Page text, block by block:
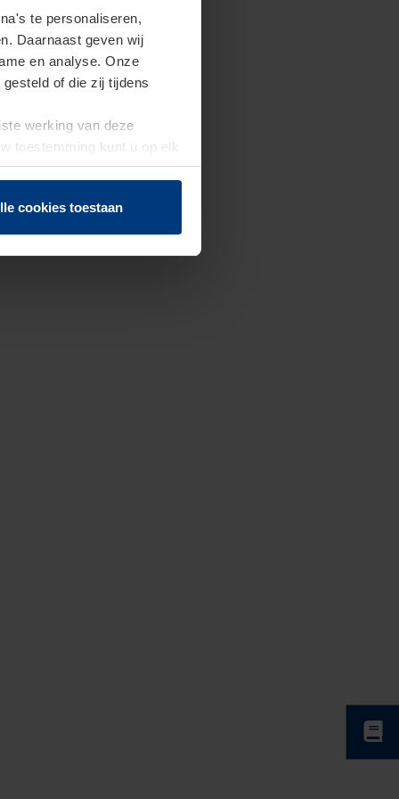
te personaliseren,
Daarnaast geven wij
en analyse. Onze
of die zij tijdens
werking van deze
toestemming kunt u op elk
herroepen.
cookies toestaan